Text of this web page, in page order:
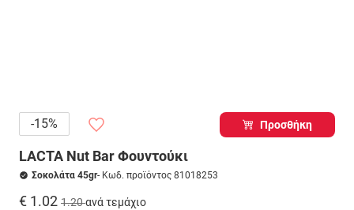
-15% Προσθήκη
LACTA Nut Bar Φουντούκι
Σοκολάτα 45gr- Κωδ. προϊόντος 81018253
€ 1.02 1.20ανά τεμάχιο